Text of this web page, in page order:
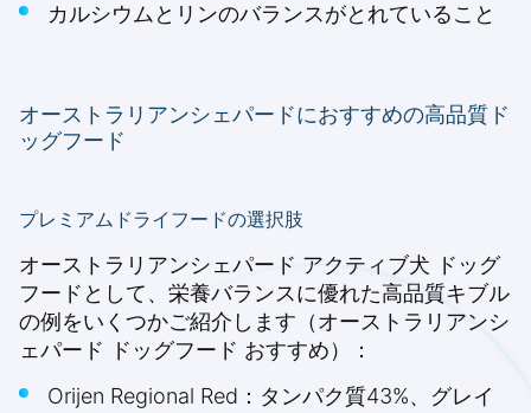
カルシウムとリンのバランスがとれていること
オーストラリアンシェパードにおすすめの高品質ド
ッグフード
プレミアムドライフードの選択肢
オーストラリアンシェパード アクティブ犬 ドッグ
フードとして、栄養バランスに優れた高品質キブル
の例をいくつかご紹介します（オーストラリアンシ
ェパード ドッグフード おすすめ）：
Orijen Regional Red：タンパク質43%、グレイ